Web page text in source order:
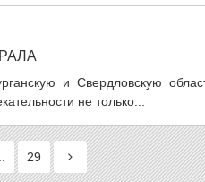
и Свердловскую
не только...
29